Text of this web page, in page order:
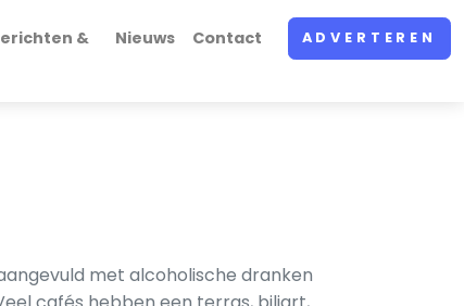
&
Nieuws Contact ADVERTEREN
met alcoholische dranken